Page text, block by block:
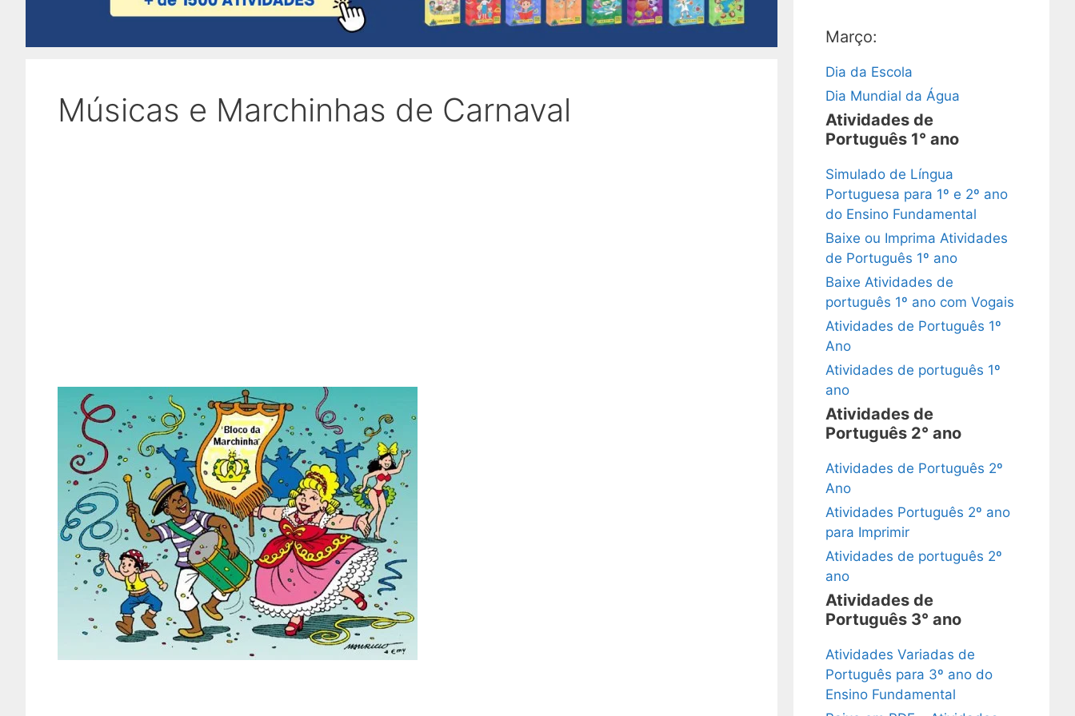
Músicas e Marchinhas de Carnaval
Março:
Dia da Escola
Dia Mundial da Água
Atividades de
Português 1° ano
Simulado de Língua
Portuguesa para 1º e 2º ano
do Ensino Fundamental
Baixe ou Imprima Atividades
de Português 1º ano
Baixe Atividades de
português 1º ano com Vogais
Atividades de Português 1º
Ano
Atividades de português 1º
ano
Atividades de
Português 2° ano
Atividades de Português 2º
Ano
Atividades Português 2º ano
para Imprimir
Atividades de português 2º
ano
Atividades de
Português 3° ano
Atividades Variadas de
Português para 3º ano do
Ensino Fundamental